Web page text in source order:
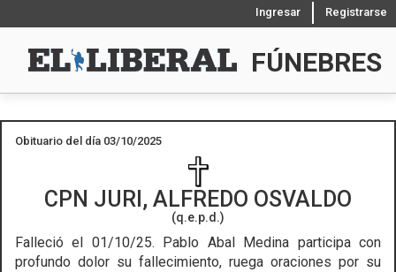
Ingresar Registrarse
FÚNEBRES
Obituario del día 03/10/2025
CPN JURI, ALFREDO OSVALDO
(q.e.p.d.)
Falleció el 01/10/25. Pablo Abal Medina participa con
profundo dolor su fallecimiento, ruega oraciones por su